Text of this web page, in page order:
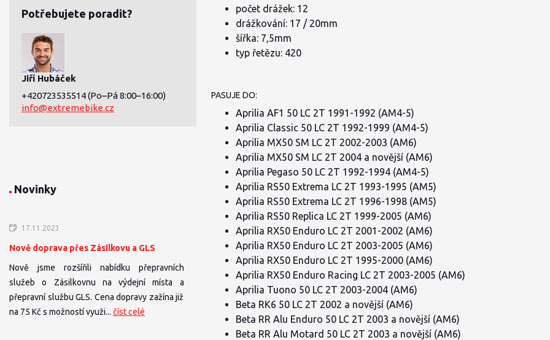
Potřebujete poradit?
Jiří Hubáček
+420723535514(Po–Pá 8:00–16:00)
info@extremebike.cz
Novinky
17.11.2023
Nově doprava přes Zásilkovu a GLS
Nově jsme rozšířili nabídku přepravních
služeb o Zásilkovnu na výdejní místa a
přepravní službu GLS. Cena dopravy zažína již
na 75 Kč s možností využi... číst celé
počet drážek: 12
drážkování: 17 / 20mm
šířka: 7,5mm
typ řetězu: 420
PASUJE DO:
Aprilia AF1 50 LC 2T 1991-1992 (AM4-5)
Aprilia Classic 50 LC 2T 1992-1999 (AM4-5)
Aprilia MX50 SM LC 2T 2002-2003 (AM6)
Aprilia MX50 SM LC 2T 2004 a novější (AM6)
Aprilia Pegaso 50 LC 2T 1992-1994 (AM4-5)
Aprilia RS50 Extrema LC 2T 1993-1995 (AM5)
Aprilia RS50 Extrema LC 2T 1996-1998 (AM5)
Aprilia RS50 Replica LC 2T 1999-2005 (AM6)
Aprilia RX50 Enduro LC 2T 2001-2002 (AM6)
Aprilia RX50 Enduro LC 2T 2003-2005 (AM6)
Aprilia RX50 Enduro LC 2T 1995-2000 (AM6)
Aprilia RX50 Enduro Racing LC 2T 2003-2005 (AM6)
Aprilia Tuono 50 LC 2T 2003-2004 (AM6)
Beta RK6 50 LC 2T 2002 a novější (AM6)
Beta RR Alu Enduro 50 LC 2T 2003 a novější (AM6)
Beta RR Alu Motard 50 LC 2T 2003 a novější (AM6)